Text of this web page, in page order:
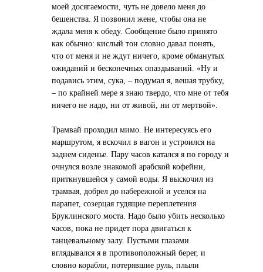
моей досягаемости, чуть не довело меня до
бешенства. Я позвонил жене, чтобы она не
ждала меня к обеду. Сообщение было принято
как обычно: кислый тон словно давал понять,
что от меня и не ждут ничего, кроме обманутых
ожиданий и бесконечных опаздываний. «Ну и
подавись этим, сука, – подумал я, вешая трубку,
– по крайней мере я знаю твердо, что мне от тебя
ничего не надо, ни от живой, ни от мертвой».
Трамвай проходил мимо. Не интересуясь его
маршрутом, я вскочил в вагон и устроился на
заднем сиденье. Пару часов катался я по городу и
очнулся возле знакомой арабской кофейни,
приткнувшейся у самой воды. Я выскочил из
трамвая, добрел до набережной и уселся на
парапет, созерцая гудящие переплетения
Бруклинского моста. Надо было убить несколько
часов, пока не придет пора двигаться к
танцевальному залу. Пустыми глазами
вглядывался я в противоположный берег, и
словно корабли, потерявшие руль, плыли